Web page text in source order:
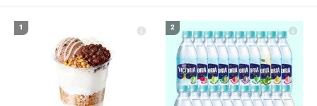
창문형 에어컨
갤럭시 탭 A 101 2019 케이스 18 베스킨라빈스
나노 게르마늄 의료기 침대
갤럭시탭 s6lite 정품키보드케이스
1 2